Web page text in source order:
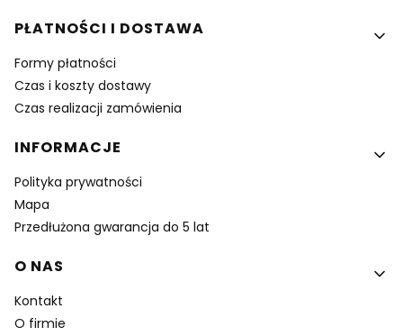
PŁATNOŚCI I DOSTAWA
Formy płatności
Czas i koszty dostawy
Czas realizacji zamówienia
INFORMACJE
Polityka prywatności
Mapa
Przedłużona gwarancja do 5 lat
O NAS
Kontakt
O firmie